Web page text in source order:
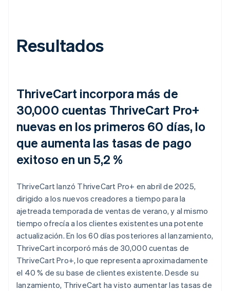
Resultados
ThriveCart incorpora más de
30,000 cuentas ThriveCart Pro+
nuevas en los primeros 60 días, lo
que aumenta las tasas de pago
exitoso en un 5,2 %
ThriveCart lanzó ThriveCart Pro+ en abril de 2025,
dirigido a los nuevos creadores a tiempo para la
ajetreada temporada de ventas de verano, y al mismo
tiempo ofrecía a los clientes existentes una potente
actualización. En los 60 días posteriores al lanzamiento,
ThriveCart incorporó más de 30,000 cuentas de
ThriveCart Pro+, lo que representa aproximadamente
el 40 % de su base de clientes existente. Desde su
lanzamiento, ThriveCart ha visto aumentar las tasas de